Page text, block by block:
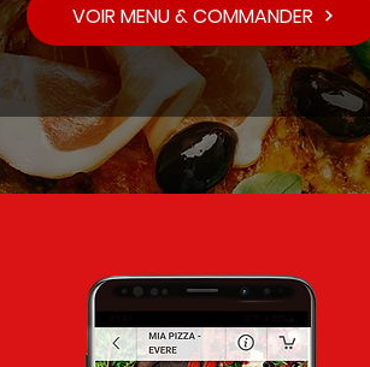
VOIR MENU & COMMANDER